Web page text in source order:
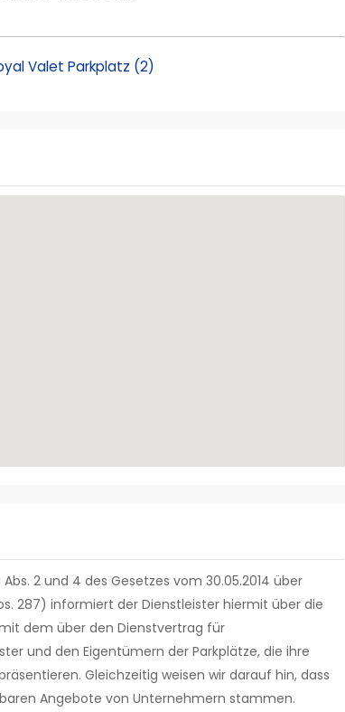
Valet Parkplatz (2)
2 und 4 des Gesetzes vom 30.05.2014 über
287) informiert der Dienstleister hiermit über die
dem über den Dienstvertrag für
und den Eigentümern der Parkplätze, die ihre
Gleichzeitig weisen wir darauf hin, dass
Angebote von Unternehmern stammen.